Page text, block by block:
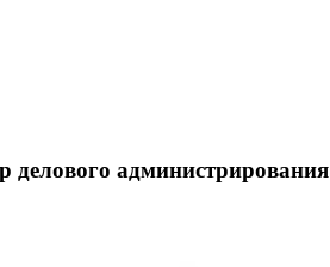
делового администрирования